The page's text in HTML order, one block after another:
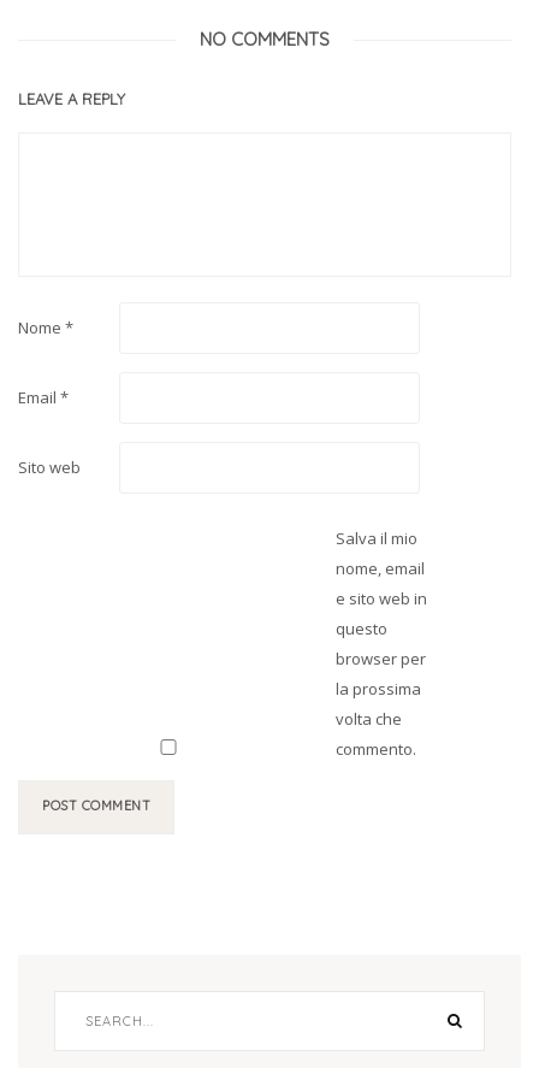
NO COMMENTS
LEAVE A REPLY
Nome *
Email *
Sito web
Salva il mio
nome, email
e sito web in
questo
browser per
la prossima
volta che
commento.